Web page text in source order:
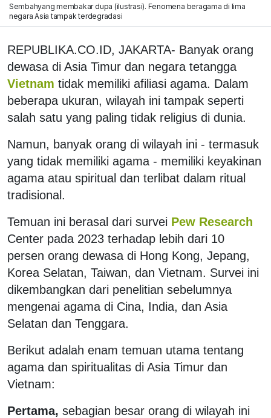
Sembahyang membakar dupa (ilustrasi). Fenomena beragama di lima
negara Asia tampak terdegradasi
REPUBLIKA.CO.ID, JAKARTA- Banyak orang
dewasa di Asia Timur dan negara tetangga
Vietnam tidak memiliki afiliasi agama. Dalam
beberapa ukuran, wilayah ini tampak seperti
salah satu yang paling tidak religius di dunia.
Namun, banyak orang di wilayah ini - termasuk
yang tidak memiliki agama - memiliki keyakinan
agama atau spiritual dan terlibat dalam ritual
tradisional.
Temuan ini berasal dari survei Pew Research
Center pada 2023 terhadap lebih dari 10
persen orang dewasa di Hong Kong, Jepang,
Korea Selatan, Taiwan, dan Vietnam. Survei ini
dikembangkan dari penelitian sebelumnya
mengenai agama di Cina, India, dan Asia
Selatan dan Tenggara.
Berikut adalah enam temuan utama tentang
agama dan spiritualitas di Asia Timur dan
Vietnam:
Pertama, sebagian besar orang di wilayah ini